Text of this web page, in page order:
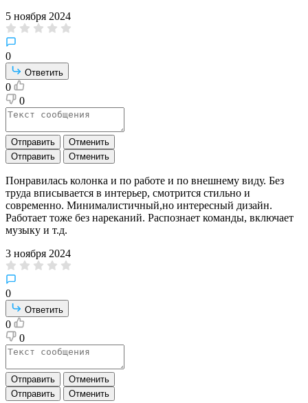
5 ноября 2024
0
Ответить
0
0
Отправить
Отменить
Отправить
Отменить
Понравилась колонка и по работе и по внешнему виду. Без
труда вписывается в интерьер, смотрится стильно и
современно. Минималистичный,но интересный дизайн.
Работает тоже без нареканий. Распознает команды, включает
музыку и т.д.
3 ноября 2024
0
Ответить
0
0
Отправить
Отменить
Отправить
Отменить